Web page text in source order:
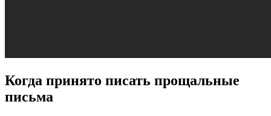
Когда принято писать прощальные
письма